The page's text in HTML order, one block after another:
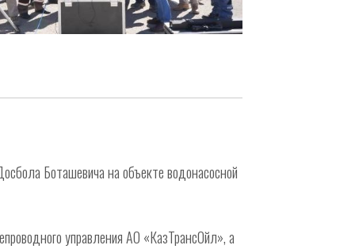
Боташевича на объекте водонасосной
управления АО «КазТрансОйл», а